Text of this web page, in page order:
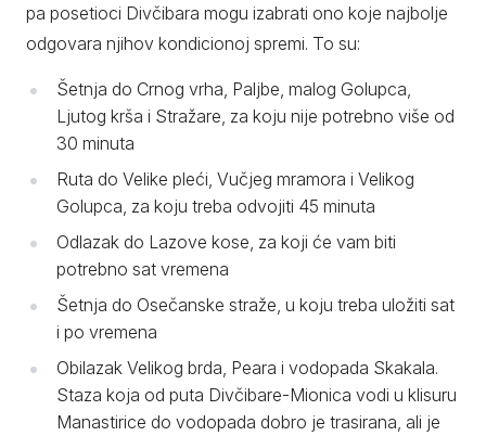
pa posetioci Divčibara mogu izabrati ono koje najbolje
odgovara njihov kondicionoj spremi. To su:
Šetnja do Crnog vrha, Paljbe, malog Golupca,
Ljutog krša i Stražare, za koju nije potrebno više od
30 minuta
Ruta do Velike pleći, Vučjeg mramora i Velikog
Golupca, za koju treba odvojiti 45 minuta
Odlazak do Lazove kose, za koji će vam biti
potrebno sat vremena
Šetnja do Osečanske straže, u koju treba uložiti sat
i po vremena
Obilazak Velikog brda, Peara i vodopada Skakala.
Staza koja od puta Divčibare-Mionica vodi u klisuru
Manastirice do vodopada dobro je trasirana, ali je